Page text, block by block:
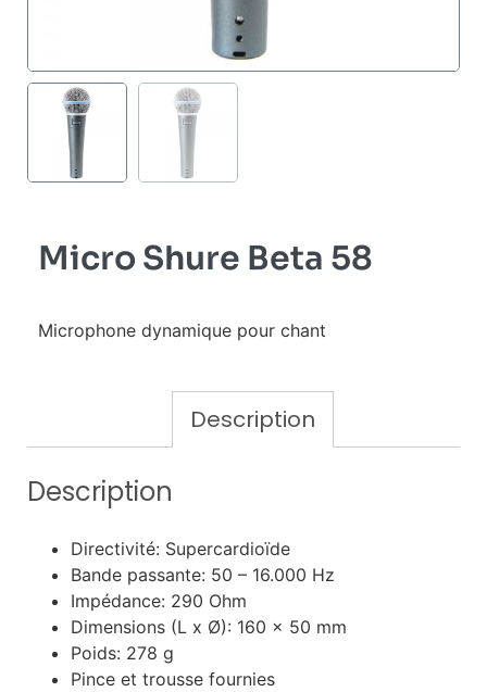
Micro Shure Beta 58
Microphone dynamique pour chant
Description
Description
Directivité: Supercardioïde
Bande passante: 50 – 16.000 Hz
Impédance: 290 Ohm
Dimensions (L x Ø): 160 x 50 mm
Poids: 278 g
Pince et trousse fournies